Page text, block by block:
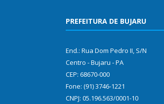
PREFEITURA DE BUJARU
End.: Rua Dom Pedro II, S/N
Centro - Bujaru - PA
CEP: 68670-000
Fone: (91) 3746-1221
CNPJ: 05.196.563/0001-10